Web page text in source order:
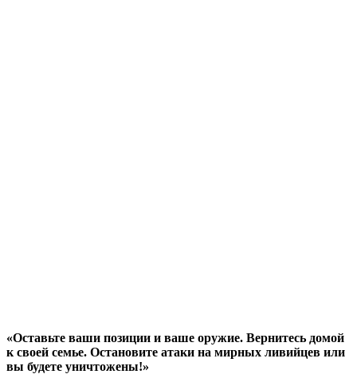
«Оставьте ваши позиции и ваше оружие. Вернитесь домой
к своей семье. Остановите атаки на мирных ливийцев или
вы будете уничтожены!»